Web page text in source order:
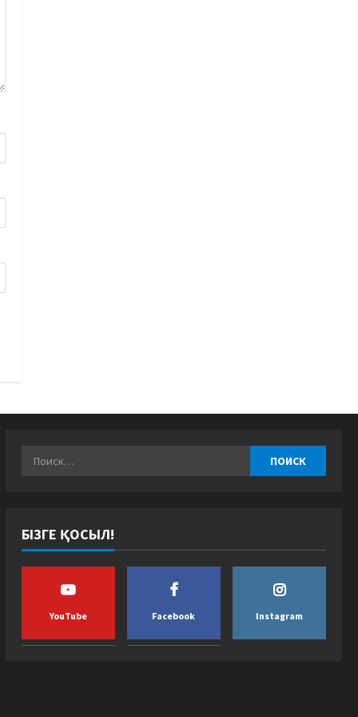
БІЗГЕ ҚОСЫЛ!
YouTube Facebook Instagram